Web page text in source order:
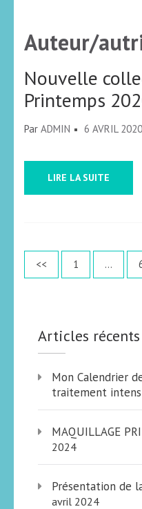
Auteur/
Nouvelle
Printemps
Par ADMIN 6 AVRIL 2020
LIRE LA SUITE
Pagination
des
<< Page
1 …
Articles récents
Mon Calendrier
traitement
MAQUILLAGE
2024
Présentation de
avril 2024